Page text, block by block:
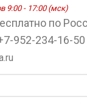
9:00 - 17:00 (мск)
по
952-234-16-50